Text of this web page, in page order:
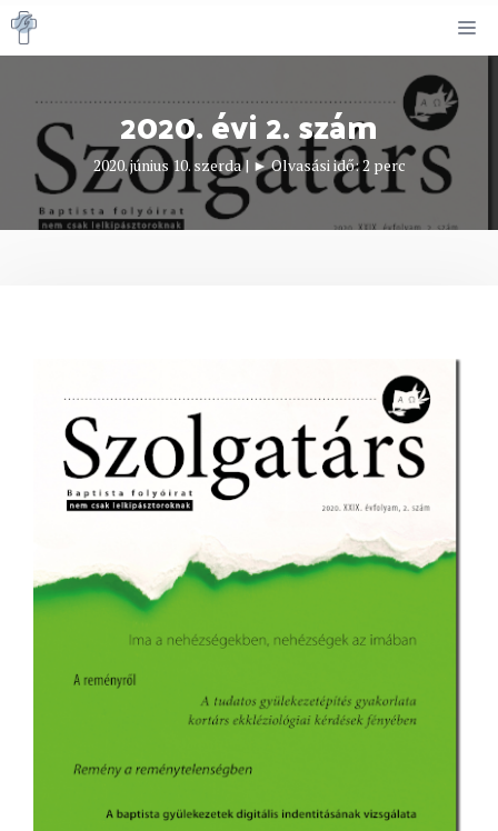
Kilépés
a
2020. évi 2. szám
2020. június 10. szerda| ► Olvasási idő:2 perc